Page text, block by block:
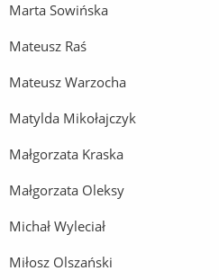
Marta Sowińska
Mateusz Raś
Mateusz Warzocha
Matylda Mikołajczyk
Małgorzata Kraska
Małgorzata Oleksy
Michał Wyleciał
Miłosz Olszański